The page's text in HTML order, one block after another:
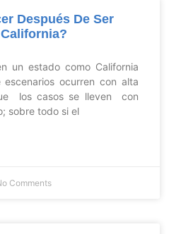
Después De Ser
un estado como California
ocurren con alta
los casos se lleven con
sobre todo si el
Comments